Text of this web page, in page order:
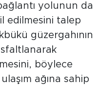
yolunun da
edilmesini talep
güzergahının
böylece
ağına sahip